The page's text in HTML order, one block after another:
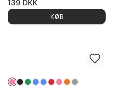
139 DKK
KØB